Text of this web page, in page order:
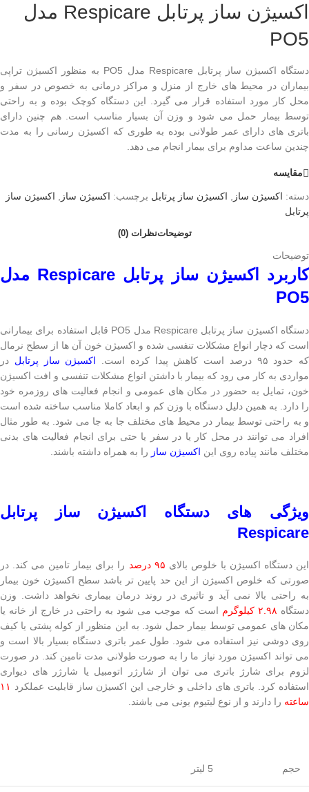
اکسیژن ساز پرتابل Respicare مدل
PO5
دستگاه اکسیژن ساز پرتابل Respicare مدل PO5 به منظور اکسیژن تراپی
بیماران در محیط های خارج از منزل و مراکز درمانی به خصوص در سفر و
محل کار مورد استفاده قرار می گیرد. این دستگاه کوچک بوده و به راحتی
توسط بیمار حمل می شود و وزن آن بسیار مناسب است. هم چنین دارای
باتری های دارای عمر طولانی بوده به طوری که اکسیژن رسانی را به مدت
چندین ساعت مداوم برای بیمار انجام می دهد.
مقایسه
دسته: اکسیژن ساز اکسیژن ساز پرتابل برچسب: اکسیژن ساز
اکسیژن ساز
پرتابل
توضیحاتنظرات (0)
توضیحات
کاربرد اکسیژن ساز پرتابل Respicare مدل
PO5
دستگاه اکسیژن ساز پرتابل Respicare مدل PO5 قابل استفاده برای بیمارانی
است که دچار انواع مشکلات تنفسی شده و اکسیژن خون آن ها از سطح نرمال
که حدود ۹۵ درصد است کاهش پیدا کرده است.
اکسیژن ساز پرتابل در
مواردی به کار می رود که بیمار با داشتن انواع مشکلات تنفسی و افت اکسیژن
خون، تمایل به حضور در مکان های عمومی و انجام فعالیت های روزمره خود
را دارد. به همین دلیل دستگاه با وزن کم و ابعاد کاملا مناسب ساخته شده است
و به راحتی توسط بیمار در محیط های مختلف جا به جا می شود. به طور مثال
افراد می توانند در محل کار یا در سفر یا حتی برای انجام فعالیت های بدنی
مختلف مانند پیاده روی این اکسیژن ساز را به همراه داشته باشند.
ویژگی های دستگاه اکسیژن ساز پرتابل
Respicare
این دستگاه اکسیژن با خلوص بالای ۹۵ درصد
را برای بیمار تامین می کند. در
صورتی که خلوص اکسیژن از این حد پایین تر باشد سطح اکسیژن خون بیمار
به راحتی بالا نمی آید و تاثیری در روند درمان بیماری نخواهد داشت. وزن
دستگاه ۲.۹۸ کیلوگرم
است که موجب می شود به راحتی در خارج از خانه یا
مکان های عمومی توسط بیمار حمل شود. به این منظور از کوله پشتی یا کیف
روی دوشی نیز استفاده می شود. طول عمر باتری دستگاه بسیار بالا است و
می تواند اکسیژن مورد نیاز ما را به صورت طولانی مدت تامین کند. در صورت
لزوم برای شارژ باتری می توان از شارژر اتومبیل یا شارژر های دیواری
استفاده کرد. باتری های داخلی و خارجی این اکسیژن ساز قابلیت عملکرد
۱۱
ساعته را دارند و از نوع لیتیوم یونی می باشند.
حجم 5 لیتر